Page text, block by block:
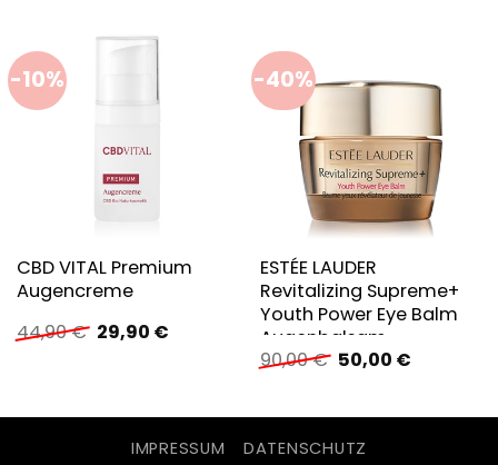
-10%
CBD VITAL Premium
Augencreme
44,90€ Ursprünglicher
Preis
29,90 €Aktueller
-40%
ESTÉE LAUDER
Revitalizing Supreme+
Youth Power Eye Balm
Augenbalsam
90,00€ Ursprünglicher
Preis
90,00 €
50,00 €Aktueller
50,00 €.
IMPRESSUM DATENSCHUTZ